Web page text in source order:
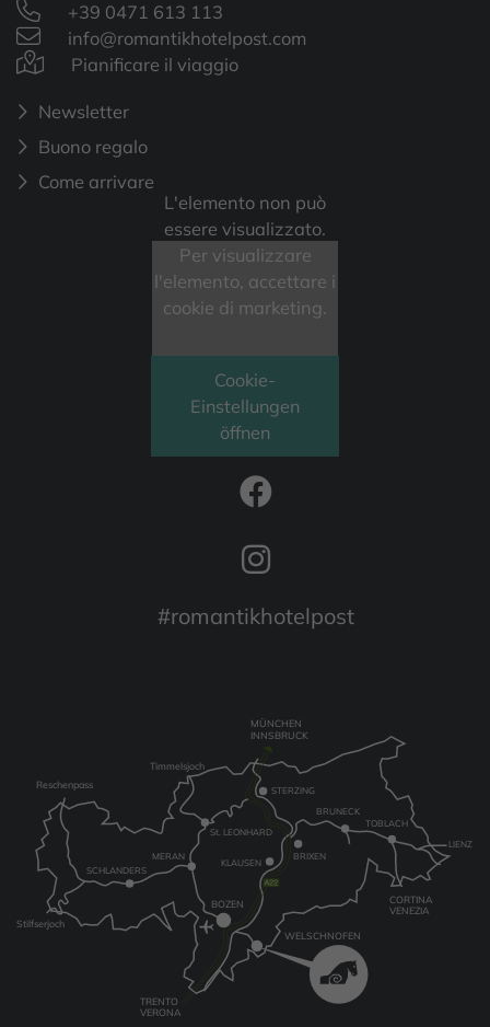
+39 0471 613 113
info@romantikhotelpost.com
Pianificare il viaggio
Newsletter
Buono regalo
Come arrivare
L'elemento non può
essere visualizzato.
Per visualizzare
l'elemento, accettare i
cookie di marketing.
Cookie-
Einstellungen
öffnen
FOLLOW US
#romantikhotelpost
KLAUSEN
BRIXEN
WELSCHNOFEN
LIENZ
BRUNECK
TOBLACH
STERZING
MÜNCHEN
INNSBRUCK
CORTINA
VENEZIA
TRENTO
VERONA
BOZEN
MERAN
SCHLANDERS
St. LEONHARD
Timmelsjoch
Reschenpass
Stilfserjoch